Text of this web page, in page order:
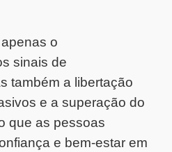
o
sinais de
também a libertação
e a superação do
que as pessoas
e bem-estar em